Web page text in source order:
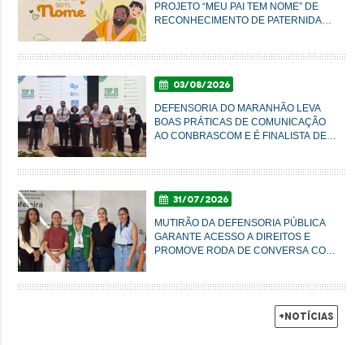
PROJETO “MEU PAI TEM NOME” DE
RECONHECIMENTO DE PATERNIDADE
03/08/2026
DEFENSORIA DO MARANHÃO LEVA
BOAS PRÁTICAS DE COMUNICAÇÃO
AO CONBRASCOM E É FINALISTA DE
31/07/2026
MUTIRÃO DA DEFENSORIA PÚBLICA
GARANTE ACESSO A DIREITOS E
PROMOVE RODA DE CONVERSA COM
+Notícias